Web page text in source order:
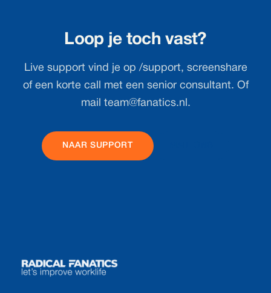
Loop je toch vast?
Live support vind je op /support, screenshare
of een korte call met een senior consultant. Of
mail team@fanatics.nl .
NAAR SUPPORT